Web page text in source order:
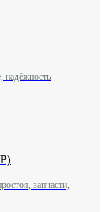
надёжность
запчасти,